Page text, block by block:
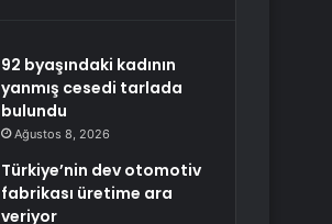
92 byaşındaki kadının
yanmış cesedi tarlada
bulundu
Ağustos 8, 2026
Türkiye’nin dev otomotiv
fabrikası üretime ara
veriyor